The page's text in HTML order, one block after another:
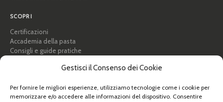
Gestisci il Consenso dei Cookie
Per fornire le migliori esperienze, utilizziamo tecnologie come i cookie per
memorizzare e/o accedere alle informazioni del dispositivo. Consentire
SCOPRI
Certificazioni
Accademia della pasta
Consigli e guide pratiche
Professionisti e B2B
AIUTO